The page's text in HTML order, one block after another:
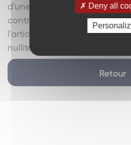
d’une procédure parallèle)
contrat de franchise
l’article 1338 du code civil, le
nullité invoquées par le
Retour
Deny all